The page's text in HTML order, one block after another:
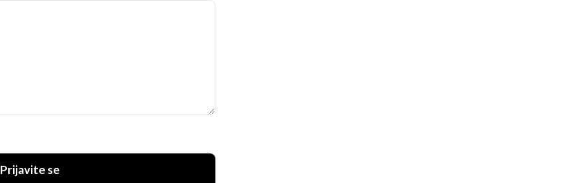
Prijavite se